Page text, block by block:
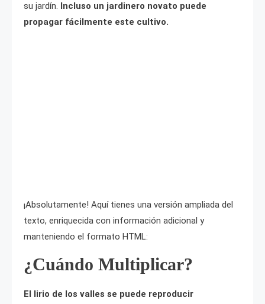
su jardín. Incluso un jardinero novato puede
propagar fácilmente este cultivo.
¡Absolutamente! Aquí tienes una versión ampliada del
texto, enriquecida con información adicional y
manteniendo el formato HTML:
¿Cuándo Multiplicar?
El lirio de los valles se puede reproducir